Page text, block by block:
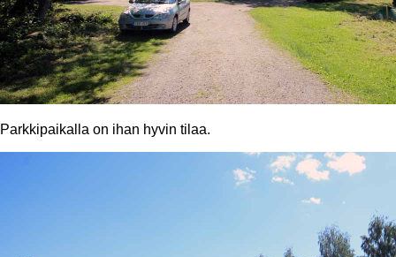
Parkkipaikalla on ihan hyvin tilaa.